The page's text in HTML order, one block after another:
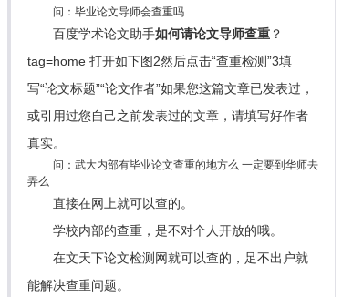
问：毕业论文导师会查重吗
百度学术论文助手如何请论文导师查重？
tag=home 打开如下图2然后点击“查重检测”3填
写“论文标题”“论文作者”如果您这篇文章已发表过，
或引用过您自己之前发表过的文章，请填写好作者
真实。
问：武大内部有毕业论文查重的地方么 一定要到华师去
弄么
直接在网上就可以查的。
学校内部的查重，是不对个人开放的哦。
在文天下论文检测网就可以查的，足不出户就
能解决查重问题。